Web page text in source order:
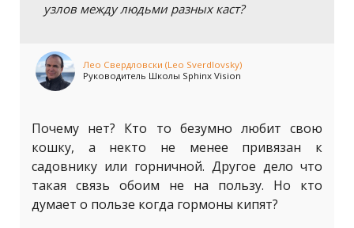
узлов между людьми разных каст?
Лео Свердловски (Leo Sverdlovsky)
Руководитель Школы Sphinx Vision
Почему нет? Кто то безумно любит свою
кошку, а некто не менее привязан к
садовнику или горничной. Другое дело что
такая связь обоим не на пользу. Но кто
думает о пользе когда гормоны кипят?